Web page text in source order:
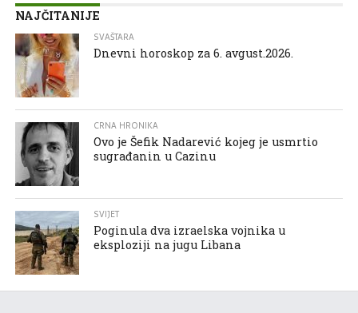
NAJČITANIJE
SVAŠTARA
Dnevni horoskop za 6. avgust.2026.
CRNA HRONIKA
Ovo je Šefik Nadarević kojeg je usmrtio
sugrađanin u Cazinu
SVIJET
Poginula dva izraelska vojnika u
eksploziji na jugu Libana